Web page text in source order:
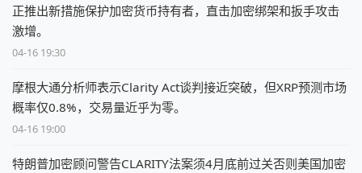
正推出新措施保护加密货币持有者，直击加密绑架和扳手攻击
激增。
04-16 19:30
摩根大通分析师表示Clarity Act谈判接近突破，但XRP预测市场
概率仅0.8%，交易量近乎为零。
04-16 19:00
特朗普加密顾问警告CLARITY法案须4月底前过关否则美国加密